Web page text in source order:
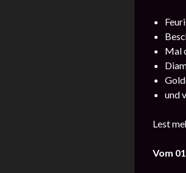
Mal
und
Lest
Vom